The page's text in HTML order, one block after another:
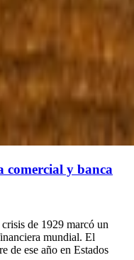
comercial y banca
de 1929 marcó un
mundial. El
de ese año en Estados